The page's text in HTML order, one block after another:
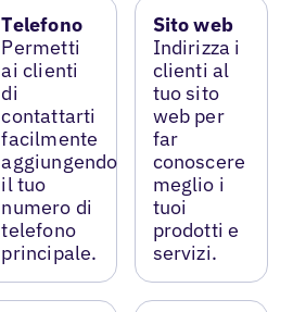
Telefono
Permetti
ai clienti
di
contattarti
facilmente
aggiungendo
il tuo
numero di
telefono
principale.
Sito web
Indirizza i
clienti al
tuo sito
web per
far
conoscere
meglio i
tuoi
prodotti e
servizi.